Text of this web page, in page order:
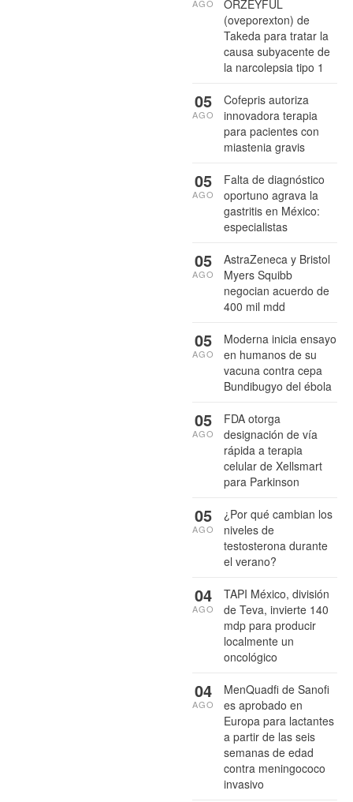
ORZEYFUL
(oveporexton) de
Takeda para tratar la
causa subyacente de
la narcolepsia tipo 1
AGO
Cofepris autoriza
innovadora terapia
para pacientes con
miastenia gravis
05
AGO
Falta de diagnóstico
oportuno agrava la
gastritis en México:
especialistas
05
AGO
AstraZeneca y Bristol
Myers Squibb
negocian acuerdo de
400 mil mdd
05
AGO
Moderna inicia ensayo
en humanos de su
vacuna contra cepa
Bundibugyo del ébola
05
AGO
FDA otorga
designación de vía
rápida a terapia
celular de Xellsmart
para Parkinson
05
AGO
¿Por qué cambian los
niveles de
testosterona durante
el verano?
05
AGO
TAPI México, división
de Teva, invierte 140
mdp para producir
localmente un
oncológico
04
AGO
MenQuadfi de Sanofi
es aprobado en
Europa para lactantes
a partir de las seis
semanas de edad
contra meningococo
invasivo
04
AGO